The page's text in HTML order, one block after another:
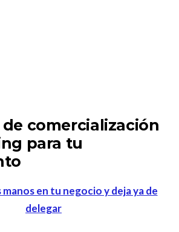
comercialización
para tu